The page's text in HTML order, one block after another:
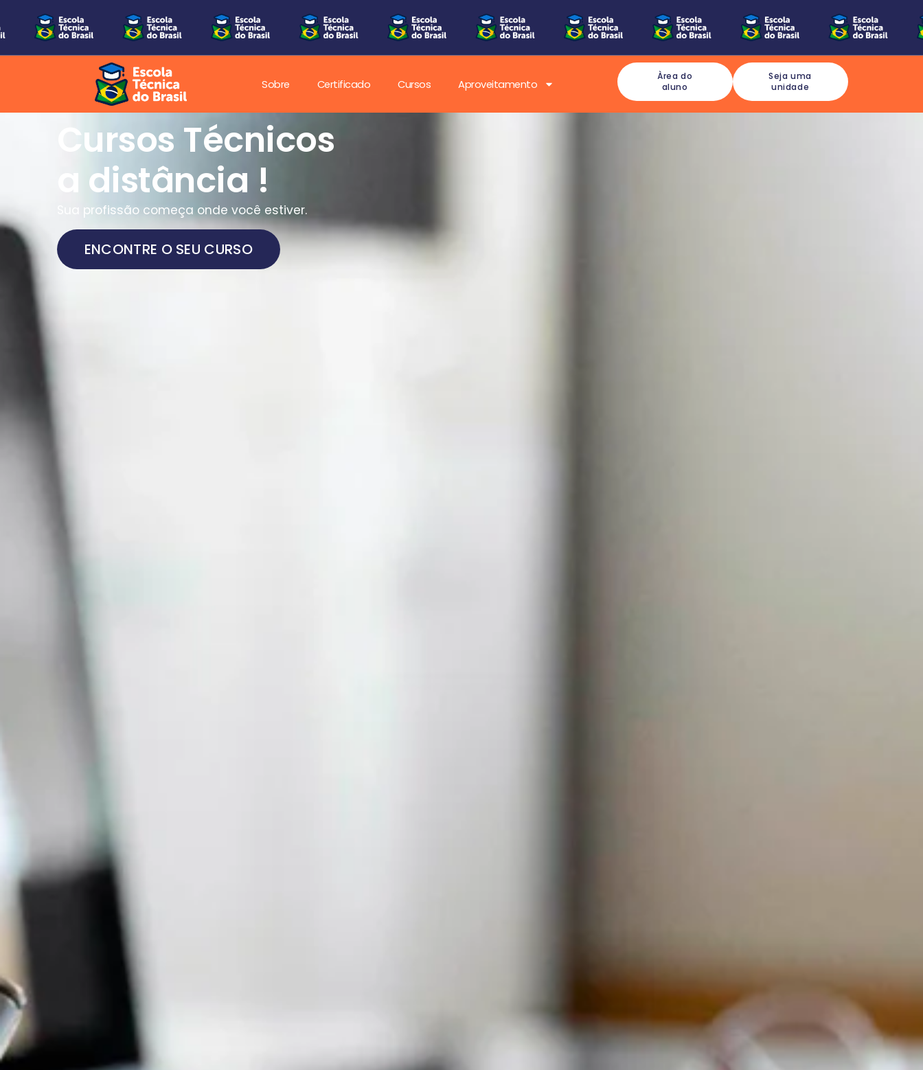
Sobre Certificado Cursos Aproveitamento
Àrea do
aluno
Seja uma
unidade
Uma nova era da
Educação Técnica no
Brasil!
Nova era da educação técnica, onde
aprender significa estar pronto para o